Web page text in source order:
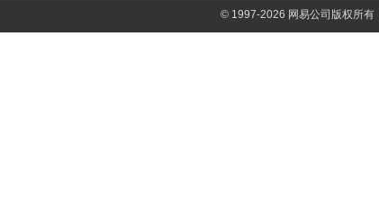
©1997-2026 网易公司版权所有